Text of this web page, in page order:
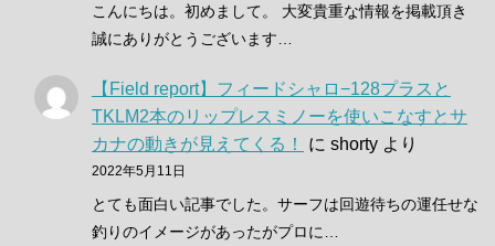
こんにちは。初めまして。 大変貴重な情報を掲載頂き
誠にありがとうございます…
【Field report】フィードシャロ−128プラスと
TKLM2本のリップレスミノーを使いこなすとサ
カナの動きが見えてくる！
に shorty より
2022年5月11日
とても面白い記事でした。サーフは回遊待ちの運任せな
釣りのイメージがあったがプロに…